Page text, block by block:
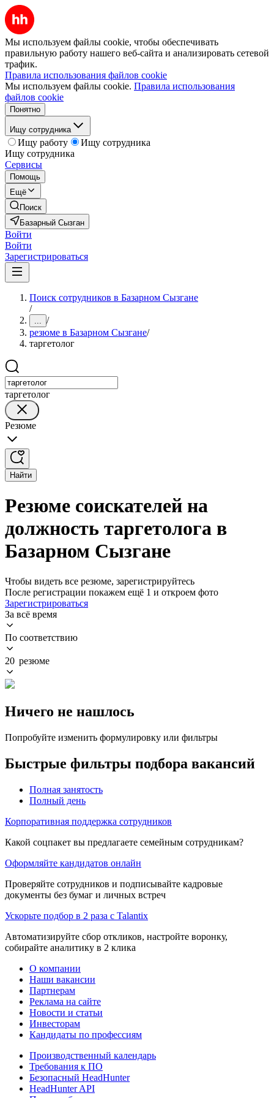
Мы используем файлы cookie, чтобы обеспечивать
правильную работу нашего веб-сайта и анализировать сетевой
трафик.
Правила использования файлов cookie
Мы используем файлы cookie. Правила использования
файлов cookie
Понятно
Ищу сотрудника
Ищу работу
Ищу сотрудника
Ищу сотрудника
Сервисы
Помощь
Ещё
Поиск
Базарный Сызган
Войти
Войти
Зарегистрироваться
Поиск сотрудников в Базарном Сызгане
/
... /
резюме в Базарном Сызгане/
таргетолог
таргетолог
Резюме
Найти
Резюме соискателей на
должность таргетолога в
Базарном Сызгане
Чтобы видеть все резюме, зарегистрируйтесь
После регистрации покажем ещё 1 и откроем фото
Зарегистрироваться
За всё время
По соответствию
20 резюме
Ничего не нашлось
Попробуйте изменить формулировку или фильтры
Быстрые фильтры подбора вакансий
Полная занятость
Полный день
Корпоративная поддержка сотрудников
Какой соцпакет вы предлагаете семейным сотрудникам?
Оформляйте кандидатов онлайн
Проверяйте сотрудников и подписывайте кадровые
документы без бумаг и личных встреч
Ускорьте подбор в 2 раза с Talantix
Автоматизируйте сбор откликов, настройте воронку,
собирайте аналитику в 2 клика
О компании
Наши вакансии
Партнерам
Реклама на сайте
Новости и статьи
Инвесторам
Кандидаты по профессиям
Производственный календарь
Требования к ПО
Безопасный HeadHunter
HeadHunter API